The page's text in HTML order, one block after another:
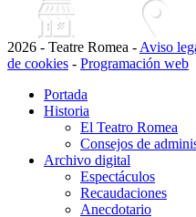
2026 - Teatre Romea - Aviso
de cookies - Programación web
Portada
Historia
El Teatro Romea
Consejos de
Archivo digital
Espectáculos
Recaudaciones
Anecdotario